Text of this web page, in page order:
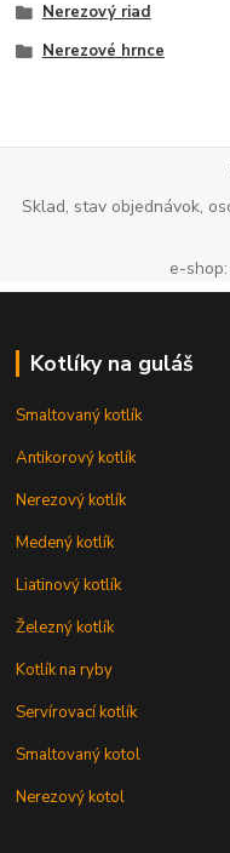
Nerezový riad
Nerezové hrnce
Sklad, stav objednávok,
e-
Kotlíky na guláš
Smaltovaný kotlík
Antikorový kotlík
Nerezový kotlík
Medený kotlík
Liatinový kotlík
Železný kotlík
Kotlík na ryby
Servírovací kotlík
Smaltovaný kotol
Nerezový kotol